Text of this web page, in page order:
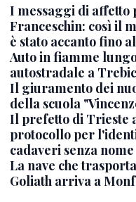
I messaggi di affetto
Franceschin: così il
è stato accanto fino
Auto in fiamme
autostradale a
Il giuramento dei
della scuola
Il prefetto di Trieste
protocollo per
cadaveri senza nome
La nave che
Goliath arriva a